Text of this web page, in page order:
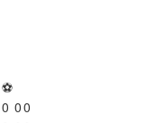
⚽
0 00